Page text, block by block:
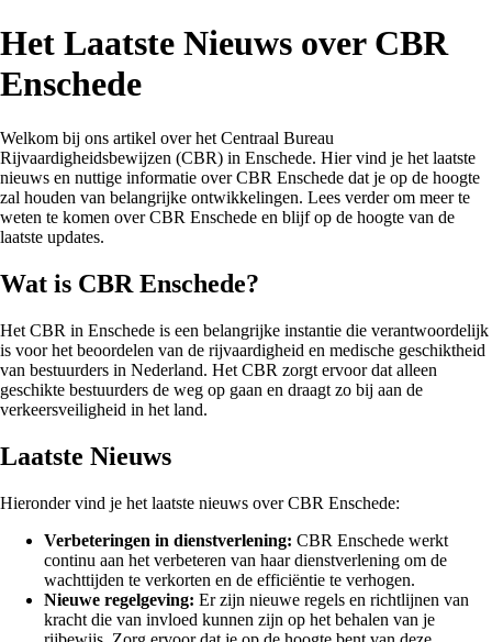
Het Laatste Nieuws over CBR
Enschede
Welkom bij ons artikel over het Centraal Bureau
Rijvaardigheidsbewijzen (CBR) in Enschede. Hier vind je het laatste
nieuws en nuttige informatie over CBR Enschede dat je op de hoogte
zal houden van belangrijke ontwikkelingen. Lees verder om meer te
weten te komen over CBR Enschede en blijf op de hoogte van de
laatste updates.
Wat is CBR Enschede?
Het CBR in Enschede is een belangrijke instantie die verantwoordelijk
is voor het beoordelen van de rijvaardigheid en medische geschiktheid
van bestuurders in Nederland. Het CBR zorgt ervoor dat alleen
geschikte bestuurders de weg op gaan en draagt zo bij aan de
verkeersveiligheid in het land.
Laatste Nieuws
Hieronder vind je het laatste nieuws over CBR Enschede:
Verbeteringen in dienstverlening: CBR Enschede werkt
continu aan het verbeteren van haar dienstverlening om de
wachttijden te verkorten en de efficiëntie te verhogen.
Nieuwe regelgeving: Er zijn nieuwe regels en richtlijnen van
kracht die van invloed kunnen zijn op het behalen van je